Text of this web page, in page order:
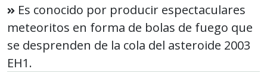
Es conocido por producir espectaculares
meteoritos en forma de bolas de fuego que
se desprenden de la cola del asteroide 2003
EH1.